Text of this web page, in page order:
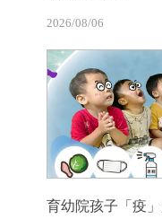
2026/08/06
育幼院孩子「疫